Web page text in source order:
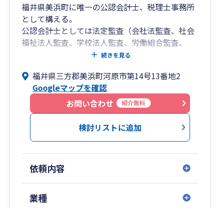
福井県美浜町に唯一の公認会計士、税理士事務所
として構える。
公認会計士としては法定監査（会社法監査、社会
福祉法人監査、学校法人監査、労働組合監査、
SPC監査）をはじめ、企業様の実情に応じた任意
合意された手続の実績も有り。
税理士としては会社設立支援（法人成り含む）か
ら税務顧問、法人税等の申告書の作成や、個人事
業主の確定申告業務、相続税の申告業務を行って
その他、起業支援に伴う融資支援や計画の策定、
務、相続対策など幅広く行っています。
続きを見る
福井県三方郡美浜町河原市第14号13番地2
Googleマップを確認
お問い合わせ
紹介無料
検討リストに追加
依頼内容
業種